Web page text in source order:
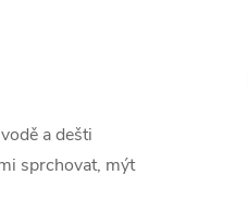
a dešti
sprchovat, mýt